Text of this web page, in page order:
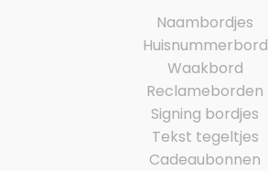
Naambordjes
Huisnummerbord
Waakbord
Reclameborden
Signing bordjes
Tekst tegeltjes
Cadeaubonnen